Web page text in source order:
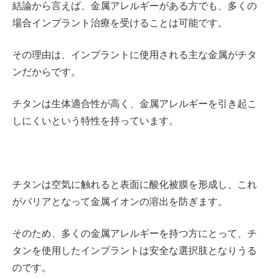
結論から言えば、金属アレルギーがある方でも、多くの
場合インプラント治療を受けることは可能です。
その理由は、インプラントに使用される主な金属がチタ
ンだからです。
チタンは生体適合性が高く、金属アレルギーを引き起こ
しにくいという特性を持っています。
チタンは空気に触れると表面に酸化被膜を形成し、これ
がバリアとなって金属イオンの溶出を防ぎます。
そのため、多くの金属アレルギーを持つ方にとって、チ
タンを使用したインプラントは安全な選択肢となりうる
のです。